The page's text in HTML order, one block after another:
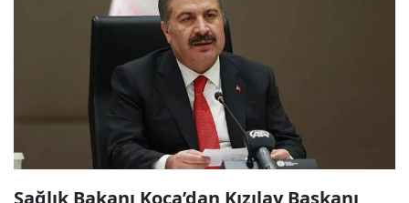
Sağlık Bakanı Koca’dan Kızılay Başkanı